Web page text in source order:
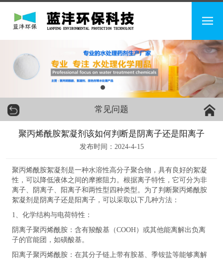
常见问题
聚丙烯酰胺絮凝剂该如何判断是阴离子还是阳离子
发布时间：2024-4-15
聚丙烯酰胺絮凝剂是一种水溶性高分子聚合物，具有良好的絮凝
性，可以降低液体之间的摩擦阻力。根据离子特性，它可分为非
离子、阴离子、阳离子和两性型四种类型。为了判断聚丙烯酰胺
絮凝剂是阴离子还是阳离子，可以采取以下几种方法：
1、化学结构与电荷特性：
阴离子聚丙烯酰胺：含有羧酸基（COOH）或其他能离解出负离
子的官能团，如磺酸基。
阳离子聚丙烯酰胺：在其分子链上带有胺基、季铵盐等能够离解